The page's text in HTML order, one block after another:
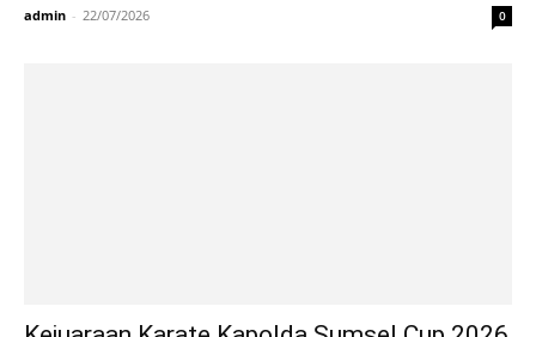
admin - 22/07/2026 0